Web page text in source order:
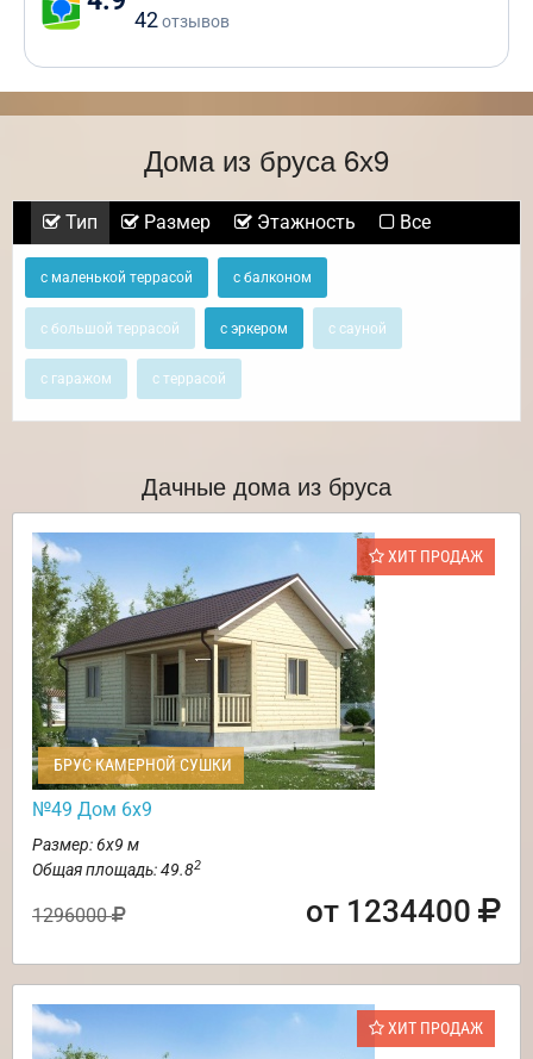
42отзывов
Дома из бруса 6х9
Тип Размер Этажность Все
с маленькой террасой с балконом
с большой террасой с эркером с сауной
с гаражом с террасой
Дачные дома из бруса
ХИТ ПРОДАЖ
БРУС КАМЕРНОЙ СУШКИ
№49 Дом 6х9
Размер: 6х9 м
Общая площадь: 49.82
1296000 от 1234400
ХИТ ПРОДАЖ